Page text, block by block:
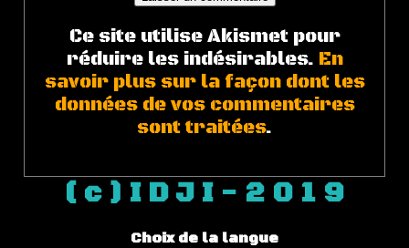
Ce site utilise Akismet pour
réduire les indésirables. En
savoir plus sur la façon dont les
données de vos commentaires
sont traitées.
( c ) I D J I - 2 0 1 9
Choix de la langue